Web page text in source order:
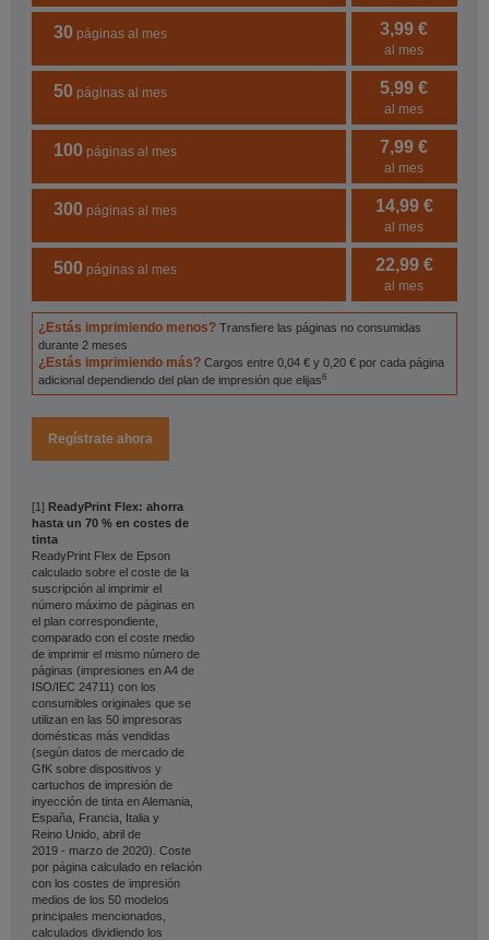
30 páginas al mes 3,99 €
al mes
50 páginas al mes 5,99 €
al mes
100 páginas al mes 7,99 €
al mes
300 páginas al mes 14,99 €
al mes
500 páginas al mes 22,99 €
al mes
¿Estás imprimiendo menos? Transfiere las páginas no consumidas
durante 2 meses
¿Estás imprimiendo más? Cargos entre 0,04 € y 0,20 € por cada página
adicional dependiendo del plan de impresión que elijas6
Regístrate ahora
[1] ReadyPrint Flex: ahorra
hasta un 70 % en costes de
tinta
ReadyPrint Flex de Epson
calculado sobre el coste de la
suscripción al imprimir el
número máximo de páginas en
el plan correspondiente,
comparado con el coste medio
de imprimir el mismo número de
páginas (impresiones en A4 de
ISO/IEC 24711) con los
consumibles originales que se
utilizan en las 50 impresoras
domésticas más vendidas
(según datos de mercado de
GfK sobre dispositivos y
cartuchos de impresión de
inyección de tinta en Alemania,
España, Francia, Italia y
Reino Unido, abril de
2019 - marzo de 2020). Coste
por página calculado en relación
con los costes de impresión
medios de los 50 modelos
principales mencionados,
calculados dividiendo los